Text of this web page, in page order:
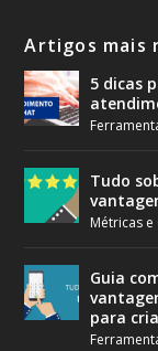
Artigos mais
5 dicas
Tudo
Métricas e
Guia
para